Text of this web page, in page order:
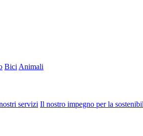
Bici Animali
servizi Il nostro impegno per la